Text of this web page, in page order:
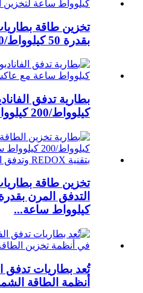
تخزين طاقة
بقدرة 50 كيلوواط/200 كيلوواط ساعة ...
كيلوواط/200 كيلوواط ساعة مع خيار...
تخزين طاقة
كيلوواط ساعة...
تُعد بطاريات تدفق
أنظمة الطاقة